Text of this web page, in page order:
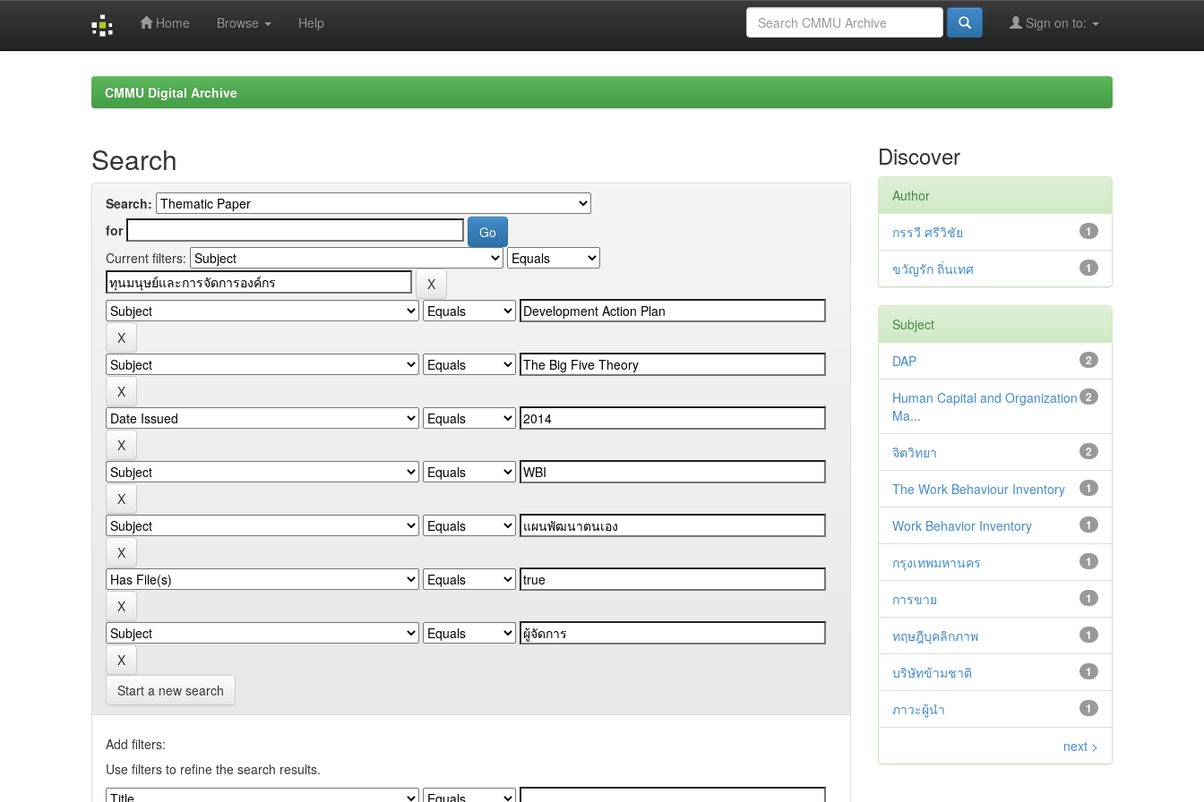
Home Browse Help Sign on to:
CMMU Digital Archive
Search
Search:
for
Current filters:
Start a new search
Add filters:
Use filters to refine the search results.
Discover
Author
1
กรรวี ศรีวิชัย
1
ขวัญรัก ถิ่นเทศ
Subject
2
DAP
2
Human Capital and Organization
Ma...
2
จิตวิทยา
1
The Work Behaviour Inventory
1
Work Behavior Inventory
1
กรุงเทพมหานคร
1
การขาย
1
ทฤษฎีบุคลิกภาพ
1
บริษัทข้ามชาติ
1
ภาวะผู้นำ
next >